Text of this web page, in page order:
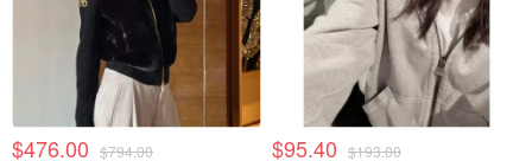
$476.00 $794.00 $95.40 $193.00